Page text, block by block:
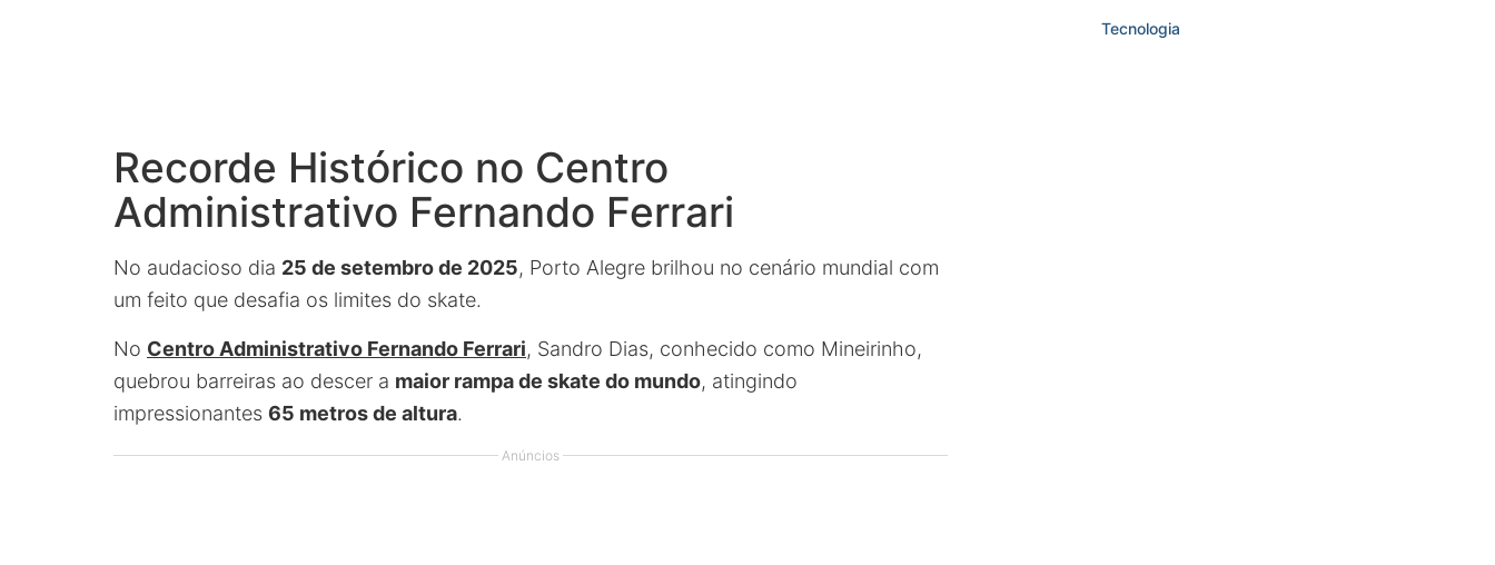
Recorde Histórico no Centro
Administrativo Fernando Ferrari
No audacioso dia 25 de setembro de 2025, Porto Alegre brilhou no cenário mundial com
um feito que desafia os limites do skate.
No Centro Administrativo Fernando Ferrari, Sandro Dias, conhecido como Mineirinho,
quebrou barreiras ao descer a maior rampa de skate do mundo, atingindo
impressionantes 65 metros de altura.
Anúncios
Tecnologia